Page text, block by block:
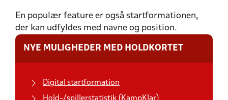
En populær feature er også startformationen,
der kan udfyldes med navne og position.
NYE MULIGHEDER MED HOLDKORTET
Digital startformation